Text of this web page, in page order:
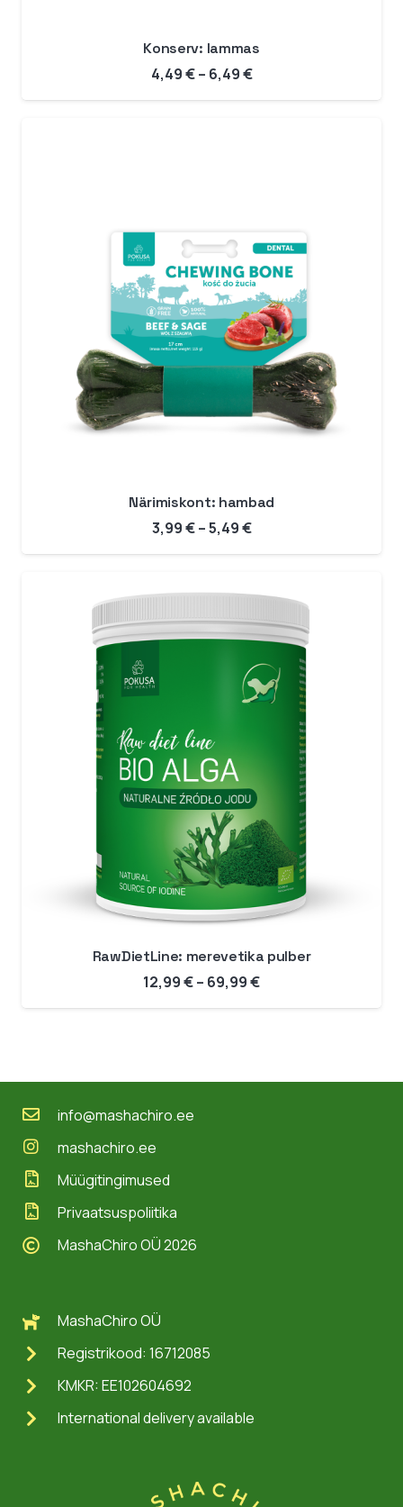
Konserv: lammas
4,49€ – 6,49€Hinnavahemik:
4,49 €
Närimiskont: hambad
3,99€ –5,49€Hinnavahemik:
3,99 €
5,49 €
RawDietLine: merevetika pulber
12,99€– 69,99€Hinnavahemik:
12,99 €
MashaChiro OÜ
Registrikood: 16712085
KMKR: EE102604692
International delivery available
info@mashachiro.ee
mashachiro.ee
Müügitingimused
Privaatsuspoliitika
MashaChiro OÜ 2026